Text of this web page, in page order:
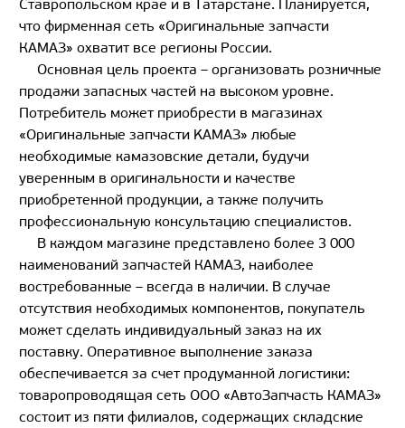
Ставропольском крае и в Татарстане. Планируется,
что фирменная сеть «Оригинальные запчасти
КАМАЗ» охватит все регионы России.
Основная цель проекта – организовать розничные
продажи запасных частей на высоком уровне.
Потребитель может приобрести в магазинах
«Оригинальные запчасти KAMAЗ» любые
необходимые камазовские детали, будучи
уверенным в оригинальности и качестве
приобретенной продукции, а также получить
профессиональную консультацию специалистов.
В каждом магазине представлено более 3 000
наименований запчастей КАМАЗ, наиболее
востребованные – всегда в наличии. В случае
отсутствия необходимых компонентов, покупатель
может сделать индивидуальный заказ на их
поставку. Оперативное выполнение заказа
обеспечивается за счет продуманной логистики:
товаропроводящая сеть ООО «АвтоЗапчасть КАМАЗ»
состоит из пяти филиалов, содержащих складские